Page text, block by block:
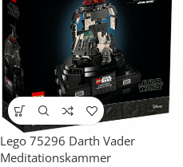
Lego 75296 Darth Vader
Meditationskammer